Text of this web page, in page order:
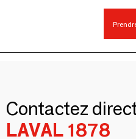
Contactez
LAVAL 1878